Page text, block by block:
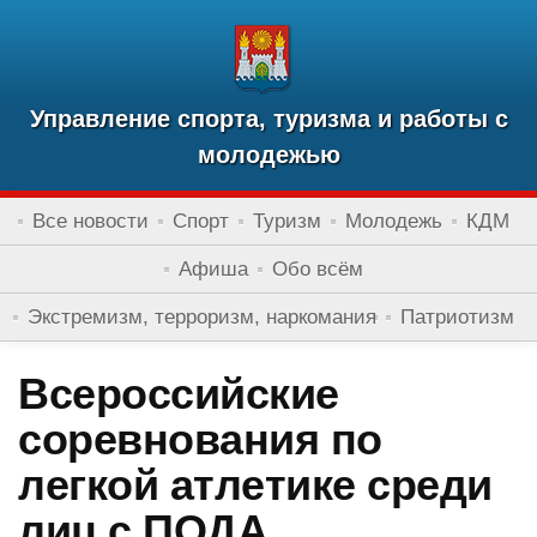
Управление спорта, туризма и работы с
молодежью
Все новости Спорт Туризм Молодежь КДМ
Афиша Обо всём
Экстремизм, терроризм, наркомания Патриотизм
Всероссийские
соревнования по
легкой атлетике среди